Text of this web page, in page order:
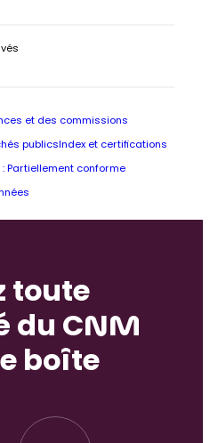
et des commissions
publics Index et certifications
Partiellement conforme
toute
du CNM
boîte